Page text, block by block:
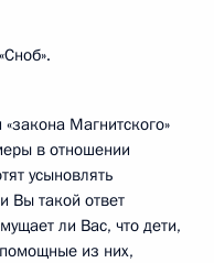
Магнитского»
в отношении
усыновлять
Вы такой ответ
ли Вас, что дети,
из них,